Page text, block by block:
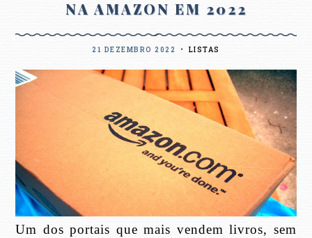
NA AMAZON EM 2022
21 DEZEMBRO 2022 • LISTAS
Um dos portais que mais vendem livros, sem